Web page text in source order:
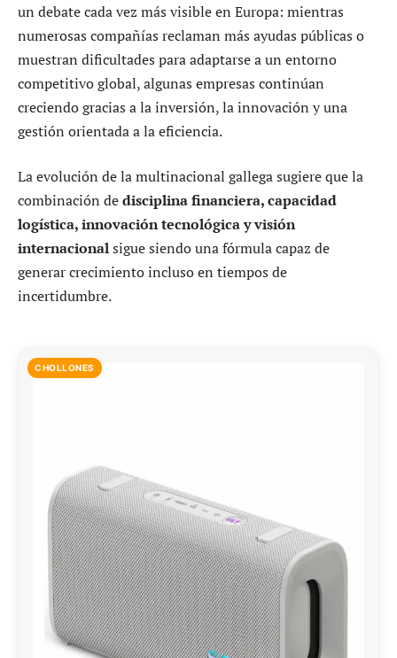
un debate cada vez más visible en Europa: mientras
numerosas compañías reclaman más ayudas públicas o
muestran dificultades para adaptarse a un entorno
competitivo global, algunas empresas continúan
creciendo gracias a la inversión, la innovación y una
gestión orientada a la eficiencia.
La evolución de la multinacional gallega sugiere que la
combinación dedisciplina financiera, capacidad
logística, innovación tecnológica y visión
internacionalsigue siendo una fórmula capaz de
generar crecimiento incluso en tiempos de
incertidumbre.
CHOLLONES